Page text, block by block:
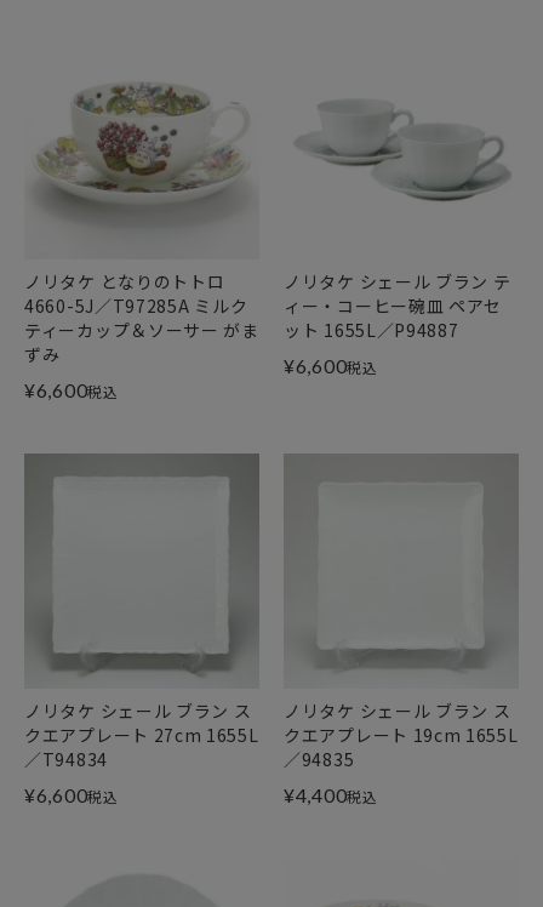
ノリタケ となりのトトロ
4660-5J／T97285A ミルク
ティーカップ＆ソーサー がま
ずみ
¥6,600税込
ノリタケ シェール ブラン テ
ィー・コーヒー碗皿 ペアセ
ット 1655L／P94887
¥6,600税込
ノリタケ シェール ブラン ス
クエアプレート 27cm 1655L
／T94834
¥6,600税込
ノリタケ シェール ブラン ス
クエアプレート 19cm 1655L
／94835
¥4,400税込